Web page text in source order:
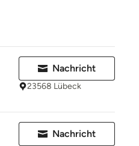
Nachricht
23568 Lübeck
Nachricht